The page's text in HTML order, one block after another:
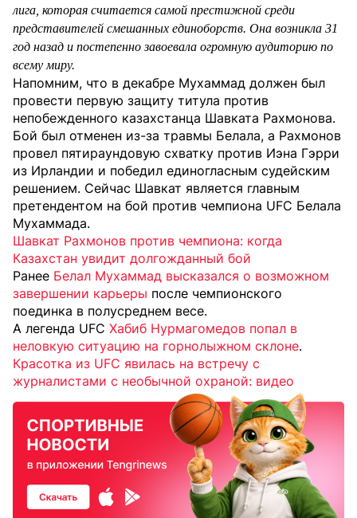
лига, которая считается самой престижной среди
представителей смешанных единоборств. Она возникла 31
год назад и постепенно завоевала огромную аудиторию по
всему миру.
Напомним, что в декабре Мухаммад должен был
провести первую защиту титула против
непобежденного казахстанца Шавката Рахмонова.
Бой был отменен из-за травмы Белала, а Рахмонов
провел пятираундовую схватку против Иэна Гэрри
из Ирландии и победил единогласным судейским
решением. Сейчас Шавкат является главным
претендентом на бой против чемпиона UFC Белала
Мухаммада.
Шавкат Рахмонов против чемпиона: когда
Казахстан увидит долгожданный бой
Ранее Белал Мухаммад высказался о возможном
завершении карьеры после чемпионского
поединка в полусреднем весе.
А легенда UFC Хабиб Нурмагомедов попал в
неловкую ситуацию на горнолыжном склоне.
Красотка из UFC явилась на встречу с
журналистами с необычной охраной: видео